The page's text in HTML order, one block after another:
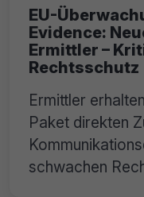
EU-
Evidence:
Ermittler –
Rechtsschutz
Ermittler
Paket direkten
schwachen